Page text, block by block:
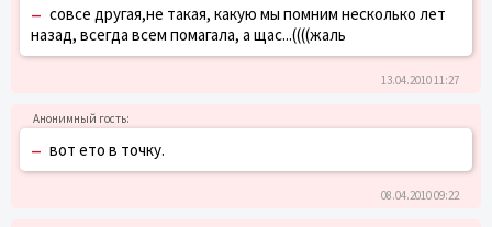
– совсе другая,не такая, какую мы помним несколько лет
назад, всегда всем помагала, а щас...((((жаль
13.04.2010 11:27
– вот ето в точку.
08.04.2010 09:22